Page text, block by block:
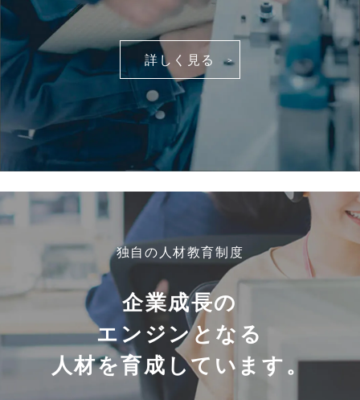
詳しく見る
独自の人材教育制度
企業成長の
エンジンとなる
人材を育成しています。